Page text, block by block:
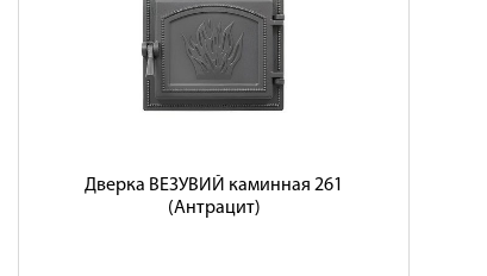
Дверка ВЕЗУВИЙ каминная 261
(Антрацит)